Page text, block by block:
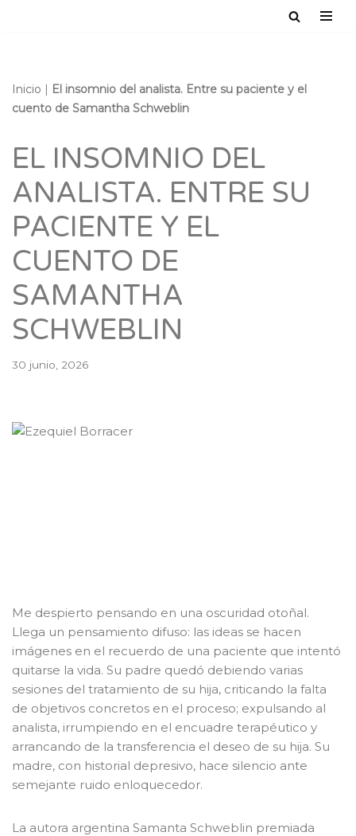
contenido
Inicio | El insomnio del analista. Entre su paciente y el
cuento de Samantha Schweblin
EL INSOMNIO DEL
ANALISTA. ENTRE SU
PACIENTE Y EL
CUENTO DE
SAMANTHA
SCHWEBLIN
30 junio, 2026
Me despierto pensando en una oscuridad otoñal.
Llega un pensamiento difuso: las ideas se hacen
imágenes en el recuerdo de una paciente que intentó
quitarse la vida. Su padre quedó debiendo varias
sesiones del tratamiento de su hija, criticando la falta
de objetivos concretos en el proceso; expulsando al
analista, irrumpiendo en el encuadre terapéutico y
arrancando de la transferencia el deseo de su hija. Su
madre, con historial depresivo, hace silencio ante
semejante ruido enloquecedor.
La autora argentina Samanta Schweblin premiada